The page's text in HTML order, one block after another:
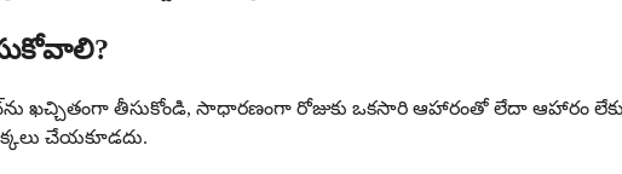
ఖచ్చితంగా తీసుకోండి, సాధారణంగా రోజుకు ఒకసారి ఆహారంతో లేదా ఆహారం
చేయకూడదు.